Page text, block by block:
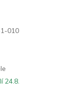
010
24.8.